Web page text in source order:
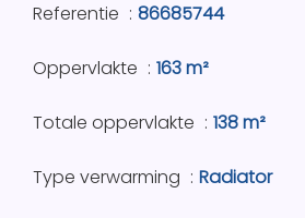
Referentie 86685744
Oppervlakte 163 m²
Totale oppervlakte 138 m²
Type verwarming Radiator